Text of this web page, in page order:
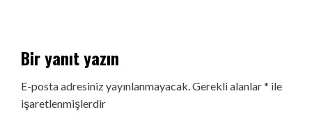
Bir yanıt yazın
E-posta adresiniz yayınlanmayacak.Gerekli alanlar* ile
işaretlenmişlerdir